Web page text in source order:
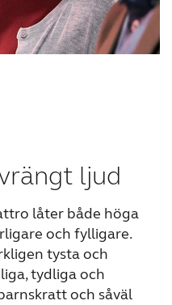
ljud
låter både höga
och fylligare.
tysta och
tydliga och
och såväl